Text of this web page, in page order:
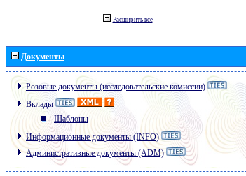
Расширить все
Документы
Розовые документы (исследовательские комиссии)
Вклады
Шаблоны
Информационные документы (INFO)
Административные документы (ADM)